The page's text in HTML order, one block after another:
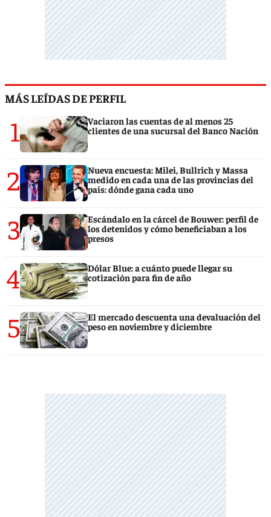
MÁS LEÍDAS DE PERFIL
1
Vaciaron las cuentas de al menos 25
clientes de una sucursal del Banco Nación
2
Nueva encuesta: Milei, Bullrich y Massa
medido en cada una de las provincias del
país: dónde gana cada uno
3
Escándalo en la cárcel de Bouwer: perfil de
los detenidos y cómo beneficiaban a los
presos
4
Dólar Blue: a cuánto puede llegar su
cotización para fin de año
5
El mercado descuenta una devaluación del
peso en noviembre y diciembre